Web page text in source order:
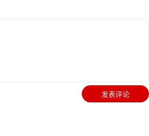
发表评论